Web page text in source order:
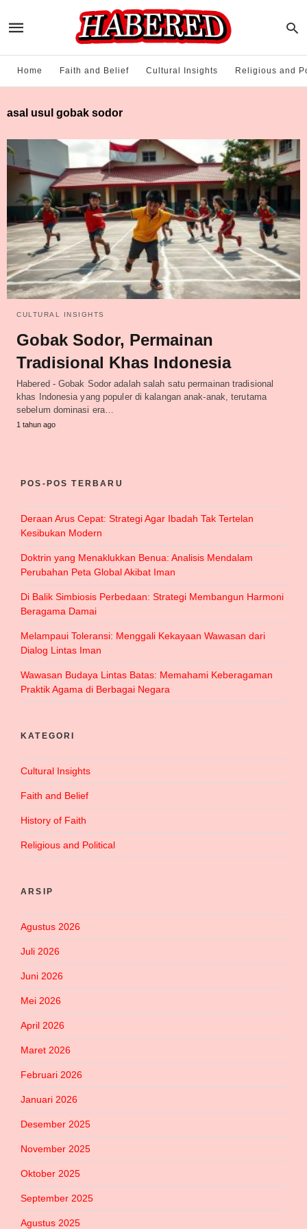
Home Faith and Belief Cultural Insights Religious and
asal usul gobak sodor
CULTURAL INSIGHTS
Gobak Sodor, Permainan
Tradisional Khas Indonesia
Habered - Gobak Sodor adalah salah satu permainan tradisional
khas Indonesia yang populer di kalangan anak-anak, terutama
sebelum dominasi era…
1 tahun ago
POS-POS TERBARU
Deraan Arus Cepat: Strategi Agar Ibadah Tak Tertelan
Kesibukan Modern
Doktrin yang Menaklukkan Benua: Analisis Mendalam
Perubahan Peta Global Akibat Iman
Di Balik Simbiosis Perbedaan: Strategi Membangun Harmoni
Beragama Damai
Melampaui Toleransi: Menggali Kekayaan Wawasan dari
Dialog Lintas Iman
Wawasan Budaya Lintas Batas: Memahami Keberagaman
Praktik Agama di Berbagai Negara
KATEGORI
Cultural Insights
Faith and Belief
History of Faith
Religious and Political
ARSIP
Agustus 2026
Juli 2026
Juni 2026
Mei 2026
April 2026
Maret 2026
Februari 2026
Januari 2026
Desember 2025
November 2025
Oktober 2025
September 2025
Agustus 2025